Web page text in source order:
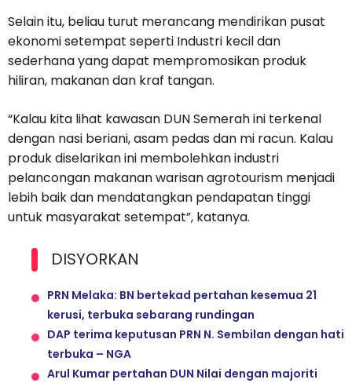
Selain itu, beliau turut merancang mendirikan pusat
ekonomi setempat seperti Industri kecil dan
sederhana yang dapat mempromosikan produk
hiliran, makanan dan kraf tangan.
“Kalau kita lihat kawasan DUN Semerah ini terkenal
dengan nasi beriani, asam pedas dan mi racun. Kalau
produk diselarikan ini membolehkan industri
pelancongan makanan warisan agrotourism menjadi
lebih baik dan mendatangkan pendapatan tinggi
untuk masyarakat setempat”, katanya.
DISYORKAN
PRN Melaka: BN bertekad pertahan kesemua 21
kerusi, terbuka sebarang rundingan
DAP terima keputusan PRN N. Sembilan dengan hati
terbuka – NGA
Arul Kumar pertahan DUN Nilai dengan majoriti